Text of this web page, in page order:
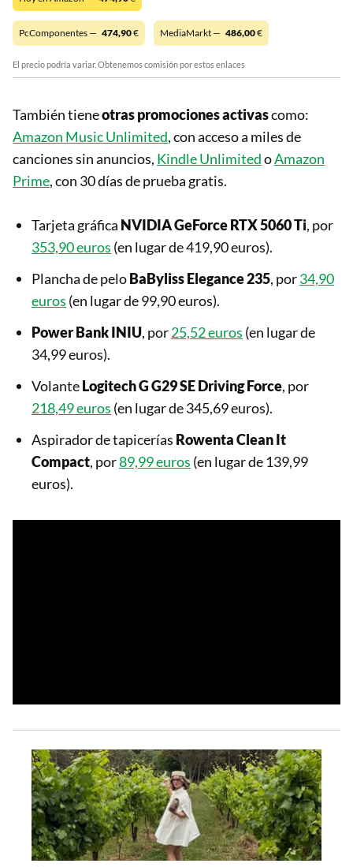
PcComponentes — 474,90€ MediaMarkt — 486,00€
El precio podría variar. Obtenemos comisión por estos enlaces
También tieneotras promociones activascomo:
Amazon Music Unlimited, con acceso a miles de
canciones sin anuncios, Kindle UnlimitedoAmazon
Prime, con 30 días de prueba gratis.
Tarjeta gráfica NVIDIA GeForce RTX 5060 Ti, por
353,90 euros (en lugar de 419,90 euros).
Plancha de peloBaByliss Elegance 235, por34,90
euros (en lugar de 99,90 euros).
Power Bank INIU, por25,52 euros (en lugar de
34,99 euros).
VolanteLogitech G G29 SE Driving Force, por
218,49 euros (en lugar de 345,69 euros).
Aspirador de tapicerías Rowenta Clean It
Compact, por89,99 euros (en lugar de 139,99
euros).